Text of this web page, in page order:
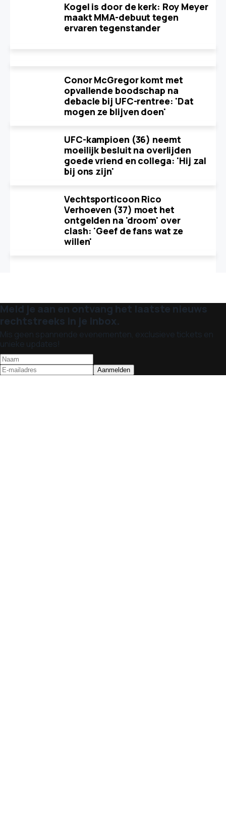
Kogel is door de kerk: Roy Meyer
maakt MMA-debuut tegen
ervaren tegenstander
Conor McGregor komt met
opvallende boodschap na
debacle bij UFC-rentree: 'Dat
mogen ze blijven doen'
UFC-kampioen (36) neemt
moeilijk besluit na overlijden
goede vriend en collega: 'Hij zal
bij ons zijn'
Vechtsporticoon Rico
Verhoeven (37) moet het
ontgelden na 'droom' over
clash: 'Geef de fans wat ze
willen'
Meld je aan en ontvang het laatste nieuws
rechtstreeks in je inbox.
Mis geen spannende evenementen, exclusieve tickets en
unieke updates!